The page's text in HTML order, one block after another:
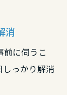
消
前に伺うこ
しっかり解消